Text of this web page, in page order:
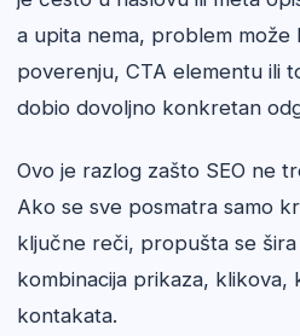
a upita nema, problem može
poverenju, CTA elementu ili
dobio dovoljno konkretan
Ovo je razlog zašto SEO ne
Ako se sve posmatra samo
ključne reči, propušta se šira
kombinacija prikaza, klikova,
kontakata.